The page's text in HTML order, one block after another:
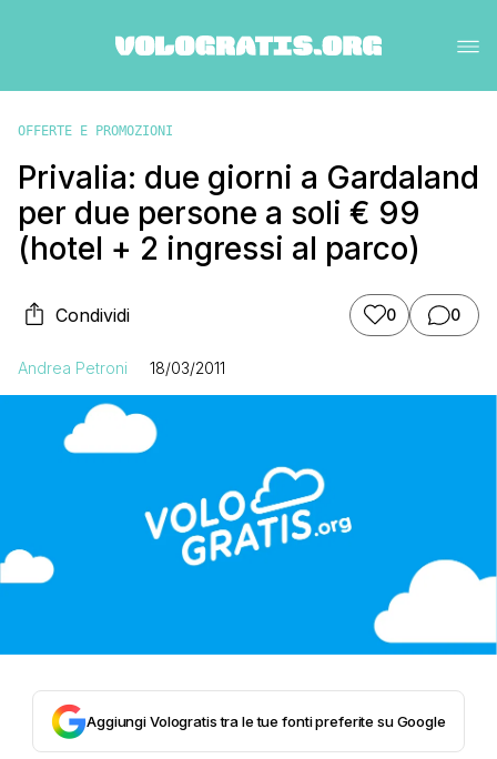
OFFERTE E PROMOZIONI
Privalia: due giorni a Gardaland
per due persone a soli € 99
(hotel + 2 ingressi al parco)
Condividi 0 0
Andrea Petroni 18/03/2011
Aggiungi Vologratis tra le tue fonti preferite su Google